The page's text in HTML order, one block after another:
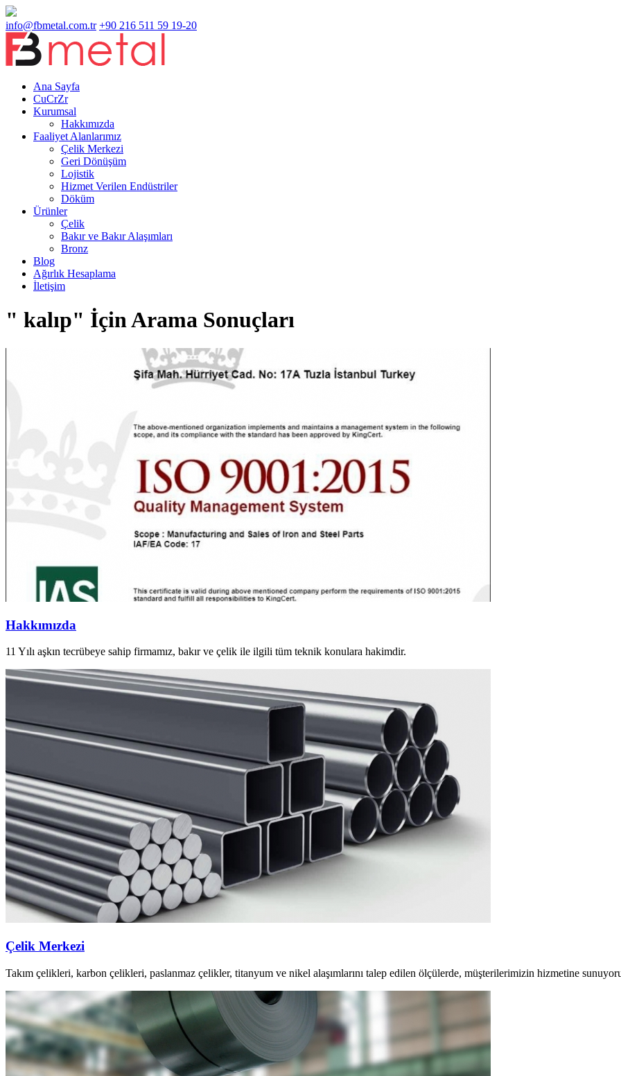
info@fbmetal.com.tr +90 216 511 59 19-20
Ana Sayfa
CuCrZr
Kurumsal
Hakkımızda
Faaliyet Alanlarımız
Çelik Merkezi
Geri Dönüşüm
Lojistik
Hizmet Verilen Endüstriler
Döküm
Ürünler
Çelik
Bakır ve Bakır Alaşımları
Bronz
Blog
Ağırlık Hesaplama
İletişim
" kalıp" İçin Arama Sonuçları
Hakkımızda
11 Yılı aşkın tecrübeye sahip firmamız, bakır ve çelik ile ilgili tüm teknik konulara hakimdir.
Çelik Merkezi
Takım çelikleri, karbon çelikleri, paslanmaz çelikler, titanyum ve nikel alaşımlarını talep edilen ölçülerde, müşterilerimizin hizmetine